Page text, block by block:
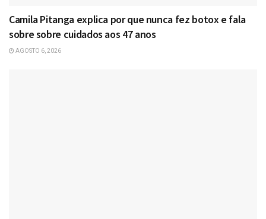
Camila Pitanga explica por que nunca fez botox e fala
sobre sobre cuidados aos 47 anos
AGOSTO 6, 2026